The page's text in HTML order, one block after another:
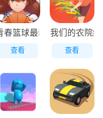
春篮球最新版
查看
我们的农院
查看